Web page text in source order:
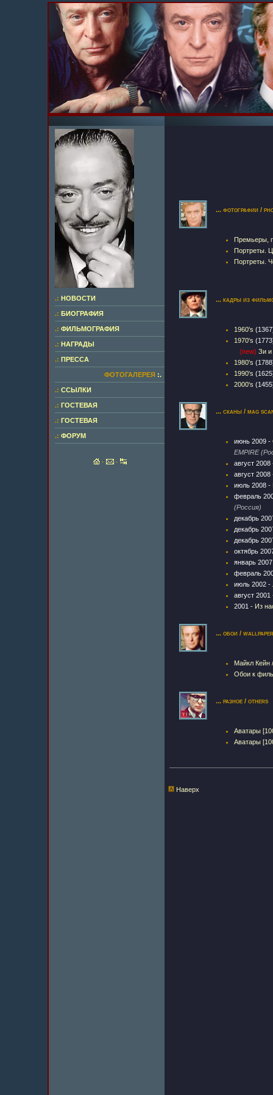
.: НОВОСТИ
.: БИОГРАФИЯ
.: ФИЛЬМОГРАФИЯ
.: НАГРАДЫ
.: ПРЕССА
ФОТОГАЛЕРЕЯ :.
.: ССЫЛКИ
.: ГОСТЕВАЯ
.: ГОСТЕВАЯ
.: ФОРУМ
· ·
... фотографии /
Премьеры,
Портреты.
Портреты.
... кадры из
1960's
1970's
(new) Зи и
1980's
1990's
2000's
... сканы / mag
июнь 2009 -
EMPIRE
август
август
июль 2008 -
февраль
(Россия)
декабрь
декабрь
декабрь
октябрь
январь
февраль
июль 2002 -
август 2001
2001 - Из
... обои /
Майкл Кейн
Обои к
... разное / others
Аватары
Аватары
Наверх